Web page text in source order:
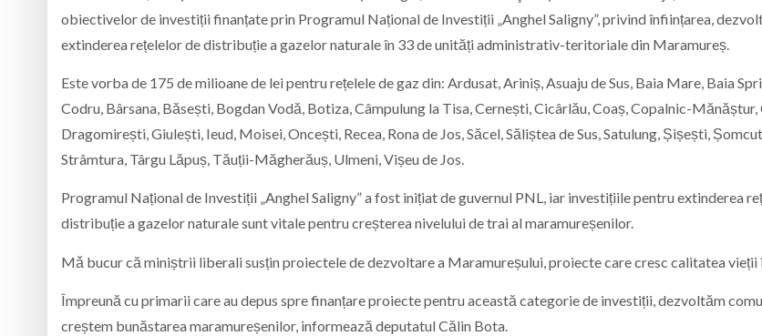
obiectivelor de investiții finanțate prin Programul Național de Investiții „Anghel Saligny”, privind înființarea,
extinderea rețelelor de distribuție a gazelor naturale în 33 de unități administrativ-teritoriale din Maramureș.
Este vorba de 175 de milioane de lei pentru rețelele de gaz din: Ardusat, Ariniș, Asuaju de Sus, Baia Mare, Baia
Codru, Bârsana, Băsești, Bogdan Vodă, Botiza, Câmpulung la Tisa, Cernești, Cicârlău, Coaș, Copalnic-Mănăștur,
Dragomirești, Giulești, Ieud, Moisei, Oncești, Recea, Rona de Jos, Săcel, Săliștea de Sus, Satulung, Șișești,
Strâmtura, Târgu Lăpuș, Tăuții-Măgherăuș, Ulmeni, Vișeu de Jos.
Programul Național de Investiții „Anghel Saligny” a fost inițiat de guvernul PNL, iar investițiile pentru extinderea
distribuție a gazelor naturale sunt vitale pentru creșterea nivelului de trai al maramureșenilor.
Mǎ bucur că miniștrii liberali susțin proiectele de dezvoltare a Maramureșului, proiecte care cresc calitatea vieții
Împreună cu primarii care au depus spre finanțare proiecte pentru această categorie de investiții, dezvoltăm
creștem bunăstarea maramureșenilor, informează deputatul Călin Bota.